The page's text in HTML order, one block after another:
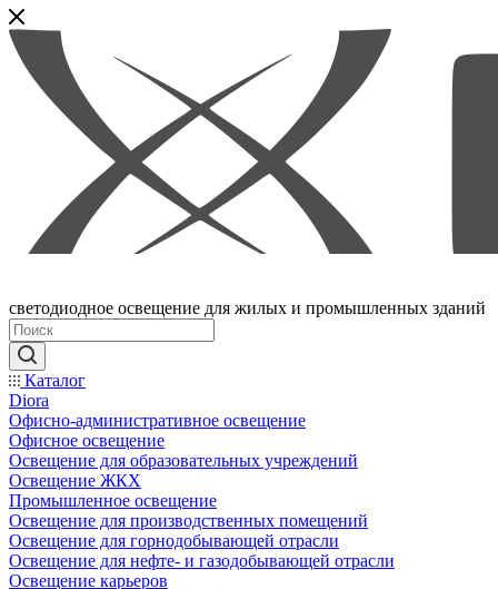
светодиодное освещение для жилых и промышленных зданий
Каталог
Diora
Офисно-административное освещение
Офисное освещение
Освещение для образовательных учреждений
Освещение ЖКХ
Промышленное освещение
Освещение для производственных помещений
Освещение для горнодобывающей отрасли
Освещение для нефте- и газодобывающей отрасли
Освещение карьеров